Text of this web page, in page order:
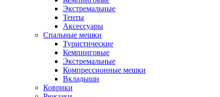
Экстремальные
Тенты
Аксессуары
Спальные мешки
Туристические
Кемпинговые
Экстремальные
Компрессионные мешки
Вкладыши
Коврики